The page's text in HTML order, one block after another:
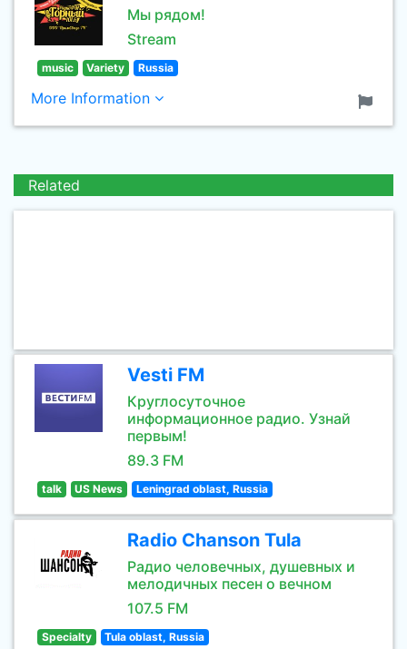
Мы рядом!
Stream
music Variety Russia
More Information
Related
Vesti FM
Круглосуточное
информационное радио. Узнай
первым!
89.3 FM
talk US News Leningrad oblast, Russia
Radio Chanson Tula
Радио человечных, душевных и
мелодичных песен о вечном
107.5 FM
Specialty Tula oblast, Russia